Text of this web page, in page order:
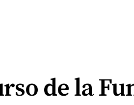
de la